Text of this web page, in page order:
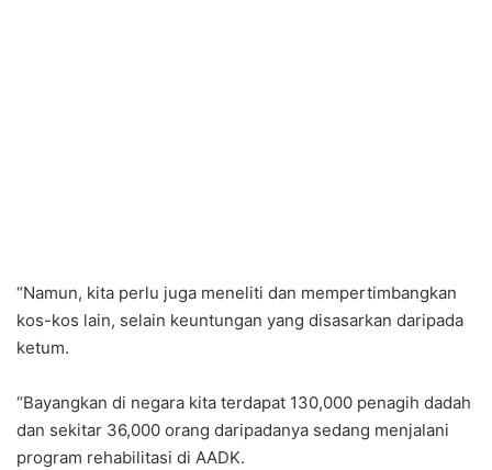
“Namun, kita perlu juga meneliti dan mempertimbangkan
kos-kos lain, selain keuntungan yang disasarkan daripada
ketum.
“Bayangkan di negara kita terdapat 130,000 penagih dadah
dan sekitar 36,000 orang daripadanya sedang menjalani
program rehabilitasi di AADK.